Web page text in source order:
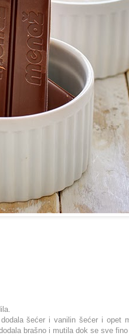
šećer i vanilin šećer i opet
brašno i mutila dok se sve